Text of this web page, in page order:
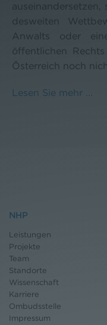
auseinandersetzen,
desweiten
Anwalts oder
öffentlichen
Österreich noch
Lesen Sie mehr ...
NHP
Leistungen
Projekte
Team
Standorte
Wissenschaft
Karriere
Ombudsstelle
Impressum